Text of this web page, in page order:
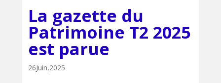
La gazette du
Patrimoine T2 2025
est parue
26Juin,2025